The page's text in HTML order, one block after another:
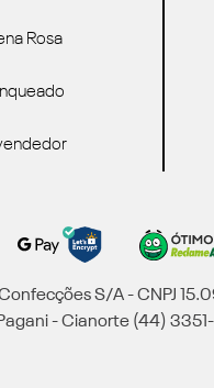
Rosa
S/A - CNPJ
- Cianorte (44)